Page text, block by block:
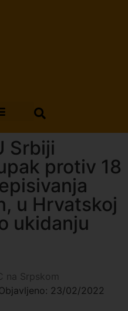
Srbiji
protiv 18
u Hrvatskoj
ukidanju
na Srpskom
23/02/2022